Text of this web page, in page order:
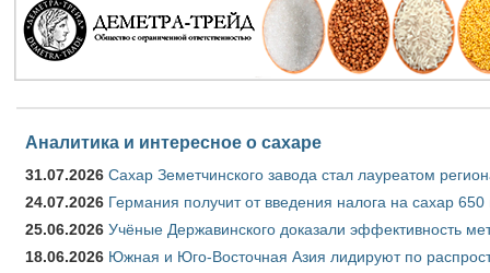
Аналитика и интересное о сахаре
31.07.2026 Сахар Земетчинского завода стал лауреатом
24.07.2026 Германия получит от введения налога на сахар
25.06.2026 Учёные Державинского доказали эффективность
18.06.2026 Южная и Юго-Восточная Азия лидируют по